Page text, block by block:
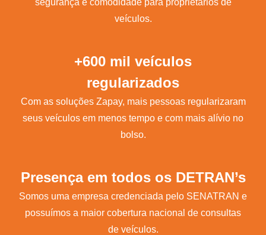
segurança e comodidade para proprietários de
veículos.
+600 mil veículos
regularizados
Com as soluções Zapay, mais pessoas regularizaram
seus veículos em menos tempo e com mais alívio no
bolso.
Presença em todos os DETRAN’s
Somos uma empresa credenciada pelo SENATRAN e
possuímos a maior cobertura nacional de consultas
de veículos.